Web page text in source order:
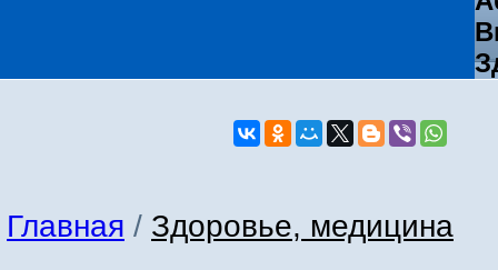
Главная / Здоровье, медицина